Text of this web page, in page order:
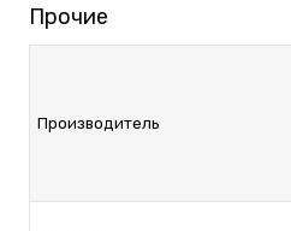
Прочие
Производитель